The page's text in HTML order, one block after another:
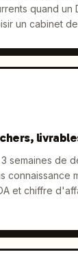
quand un
un cabinet
semaines de
connaissance
et chiffre